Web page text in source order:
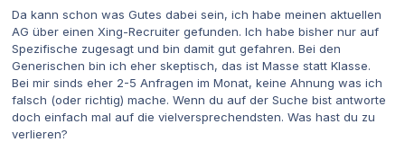
Da kann schon was Gutes dabei sein, ich habe meinen aktuellen
AG über einen Xing-Recruiter gefunden. Ich habe bisher nur auf
Spezifische zugesagt und bin damit gut gefahren. Bei den
Generischen bin ich eher skeptisch, das ist Masse statt Klasse.
Bei mir sinds eher 2-5 Anfragen im Monat, keine Ahnung was ich
falsch (oder richtig) mache. Wenn du auf der Suche bist antworte
doch einfach mal auf die vielversprechendsten. Was hast du zu
verlieren?